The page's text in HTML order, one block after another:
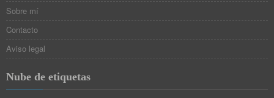
Sobre mí
Contacto
Aviso legal
Nube de etiquetas